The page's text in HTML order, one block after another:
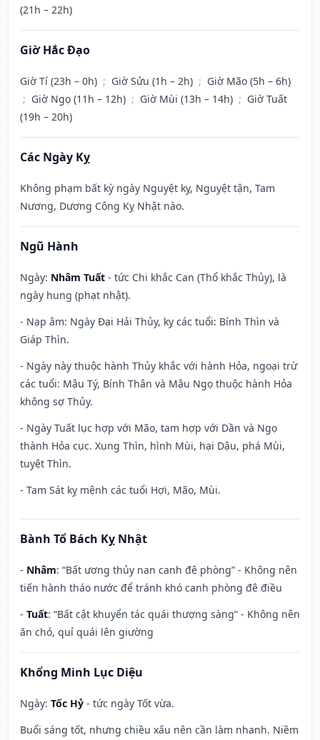
(21h – 22h)
Giờ Hắc Đạo
Giờ Tí (23h – 0h) ; Giờ Sửu (1h – 2h) ; Giờ Mão (5h – 6h)
; Giờ Ngọ (11h – 12h) ; Giờ Mùi (13h – 14h) ; Giờ Tuất
(19h – 20h)
Các Ngày Kỵ
Không phạm bất kỳ ngày Nguyệt kỵ, Nguyệt tận, Tam
Nương, Dương Công Kỵ Nhật nào.
Ngũ Hành
Ngày: Nhâm Tuất - tức Chi khắc Can (Thổ khắc Thủy), là
ngày hung (phạt nhật).
- Nạp âm: Ngày Đại Hải Thủy, kỵ các tuổi: Bính Thìn và
Giáp Thìn.
- Ngày này thuộc hành Thủy khắc với hành Hỏa, ngoại trừ
các tuổi: Mậu Tý, Bính Thân và Mậu Ngọ thuộc hành Hỏa
không sợ Thủy.
- Ngày Tuất lục hợp với Mão, tam hợp với Dần và Ngọ
thành Hỏa cục. Xung Thìn, hình Mùi, hại Dậu, phá Mùi,
tuyệt Thìn.
- Tam Sát kỵ mệnh các tuổi Hợi, Mão, Mùi.
Bành Tổ Bách Kỵ Nhật
- Nhâm: “Bất ương thủy nan canh đê phòng” - Không nên
tiến hành tháo nước để tránh khó canh phòng đê điều
- Tuất: “Bất cật khuyển tác quái thượng sàng” - Không nên
ăn chó, quỉ quái lên giường
Khổng Minh Lục Diệu
Ngày: Tốc Hỷ - tức ngày Tốt vừa.
Buổi sáng tốt, nhưng chiều xấu nên cần làm nhanh. Niềm